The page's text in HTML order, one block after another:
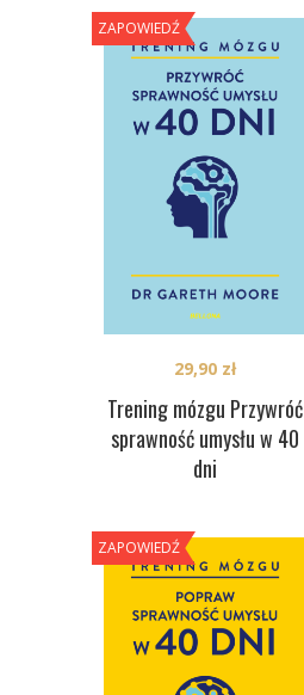
ZAPOWIEDŹ
Trening mózgu Przywróć
sprawność umysłu w 40
dni
29,90 zł
ZAPOWIEDŹ